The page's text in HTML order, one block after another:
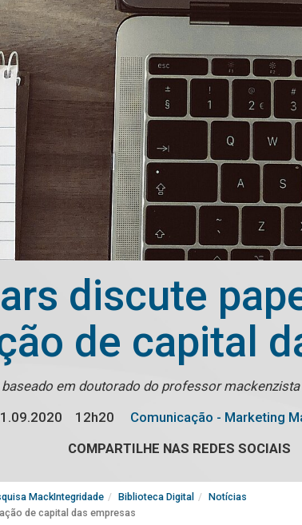
discute
de capital
baseado em doutorado do professor
12h20
Comunicação - Marketing
COMPARTILHE NAS REDES SOCIAIS
MackIntegridade Biblioteca Digital
Notícias
de capital das empresas